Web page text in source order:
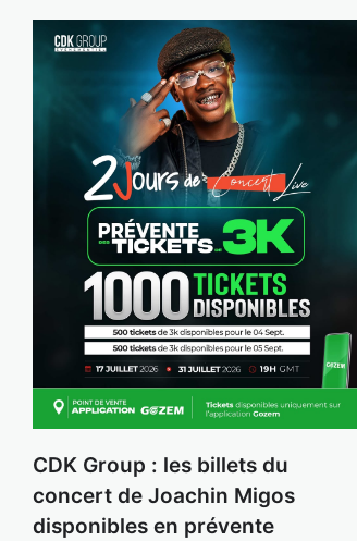
CDK Group : les billets du
concert de Joachin Migos
disponibles en prévente